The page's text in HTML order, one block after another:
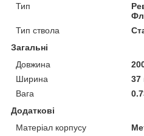
Тип
Тип ствола
Загальні
Довжина
Ширина
37
Вага
Додаткові
Матеріал корпусу